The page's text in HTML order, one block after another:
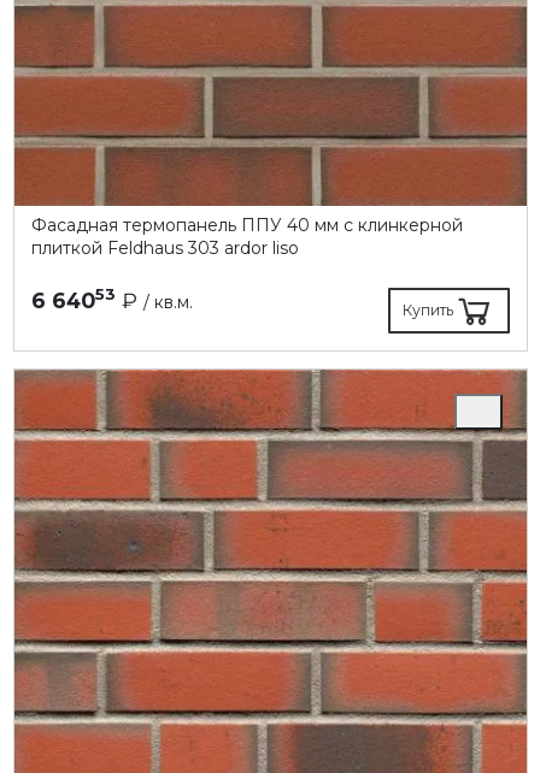
Фасадная термопанель ППУ 40 мм с клинкерной
плиткой Feldhaus 303 ardor liso
6 64053 ₽ / кв.м. Купить